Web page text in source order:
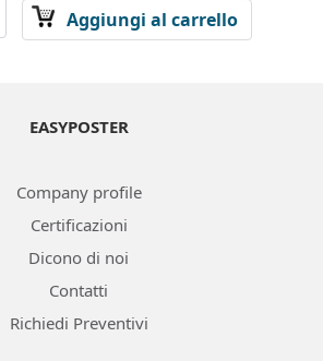
Aggiungi al carrello
EASYPOSTER
Company profile
Certificazioni
Dicono di noi
Contatti
Richiedi Preventivi